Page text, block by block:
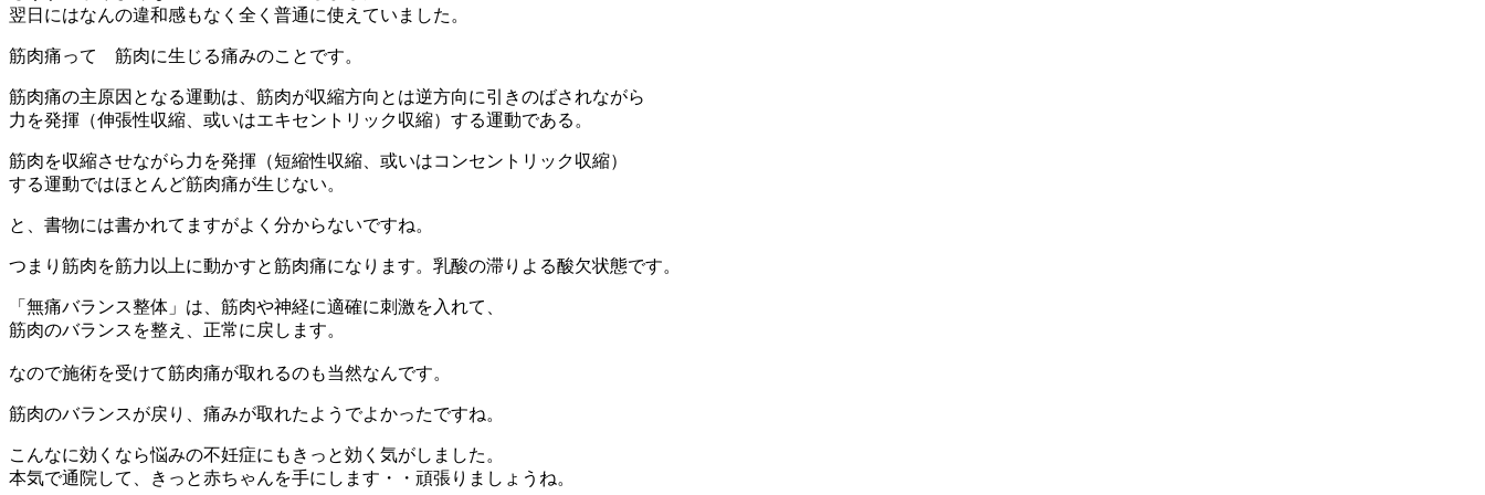
翌日にはなんの違和感もなく全く普通に使えていました。
筋肉痛って 筋肉に生じる痛みのことです。
筋肉痛の主原因となる運動は、筋肉が収縮方向とは逆方向に引きのばされながら
力を発揮（伸張性収縮、或いはエキセントリック収縮）する運動である。
筋肉を収縮させながら力を発揮（短縮性収縮、或いはコンセントリック収縮）
する運動ではほとんど筋肉痛が生じない。
と、書物には書かれてますがよく分からないですね。
つまり筋肉を筋力以上に動かすと筋肉痛になります。乳酸の滞りよる酸欠状態です。
「無痛バランス整体」は、筋肉や神経に適確に刺激を入れて、
筋肉のバランスを整え、正常に戻します。
なので施術を受けて筋肉痛が取れるのも当然なんです。
筋肉のバランスが戻り、痛みが取れたようでよかったですね。
こんなに効くなら悩みの不妊症にもきっと効く気がしました。
本気で通院して、きっと赤ちゃんを手にします・・頑張りましょうね。